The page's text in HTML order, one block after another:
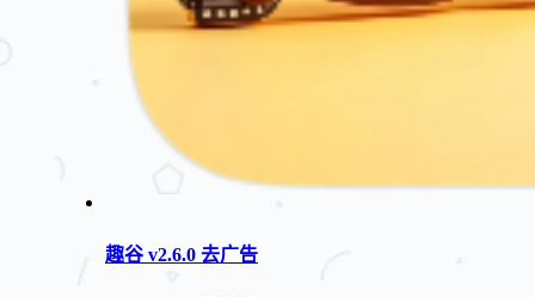
趣谷 v2.6.0 去广告